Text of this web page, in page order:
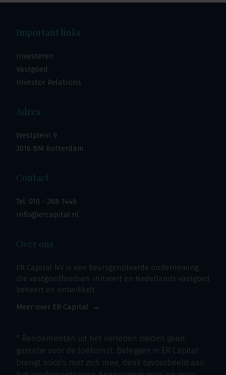
Important links
Investeren
Vastgoed
Investor Relations
Adres
Westplein 9
3016 BM Rotterdam
Contact
Tel: 010 - 288 1446
info@ercapital.nl
Over ons
ER Capital NV is een beursgenoteerde onderneming
die vastgoedfondsen initieert en Nederlands vastgoed
beheert en ontwikkelt.
Meer over ER Capital
* Rendementen uit het verleden bieden geen
garantie voor de toekomst. Beleggen in ER Capital
brengt risico's met zich mee, denk bijvoorbeeld aan